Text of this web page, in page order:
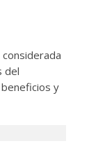
del
y